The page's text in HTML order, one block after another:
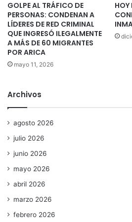
GOLPE AL TRÁFICO DE
PERSONAS: CONDENAN A
LÍDERES DE RED CRIMINAL
QUE INGRESÓ ILEGALMENTE
A MÁS DE 60 MIGRANTES
POR ARICA
mayo 11, 2026
HOY
Archivos
agosto 2026
julio 2026
junio 2026
mayo 2026
abril 2026
marzo 2026
febrero 2026